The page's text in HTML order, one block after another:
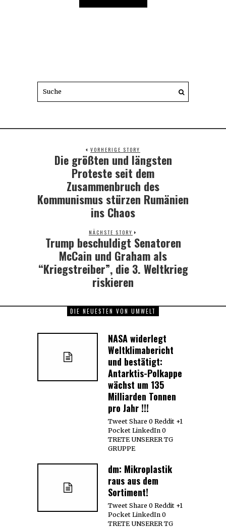
VORHERIGE STORY
Previous
post:
Die größten und längsten
Proteste seit dem
Zusammenbruch des
Kommunismus stürzen Rumänien
ins Chaos
NÄCHSTE STORY
Next
post:
Trump beschuldigt Senatoren
McCain und Graham als
“Kriegstreiber”, die 3. Weltkrieg
riskieren
DIE NEUESTEN VON UMWELT
NASA widerlegt
Weltklimabericht
und bestätigt:
Antarktis-Polkappe
wächst um 135
Milliarden Tonnen
pro Jahr !!!
Tweet Share 0 Reddit +1
Pocket LinkedIn 0
TRETE UNSERER TG
GRUPPE
dm: Mikroplastik
raus aus dem
Sortiment!
Tweet Share 0 Reddit +1
Pocket LinkedIn 0
TRETE UNSERER TG